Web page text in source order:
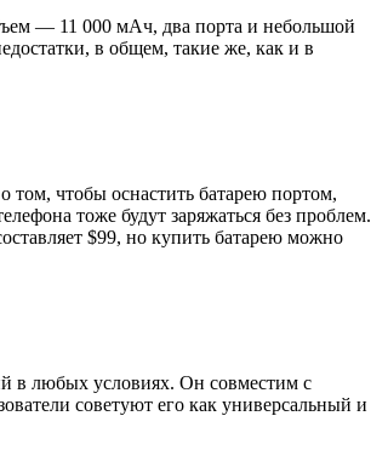
— 11 000 мАч, два порта и небольшой
в общем, такие же, как и в
том, чтобы оснастить батарею портом,
тоже будут заряжаться без проблем.
$99, но купить батарею можно
в любых условиях. Он совместим с
советуют его как универсальный и